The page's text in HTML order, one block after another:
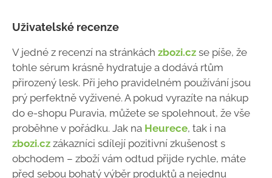
Uživatelské recenze
V jedné z recenzí na stránkách zbozi.cz se píše, že
tohle sérum krásně hydratuje a dodává rtům
přirozený lesk. Při jeho pravidelném používání jsou
prý perfektně vyživené. A pokud vyrazíte na nákup
do e-shopu Puravia, můžete se spolehnout, že vše
proběhne v pořádku. Jak na Heurece, tak i na
zbozi.cz zákazníci sdílejí pozitivní zkušenost s
obchodem – zboží vám odtud přijde rychle, máte
před sebou bohatý výběr produktů a nejednu